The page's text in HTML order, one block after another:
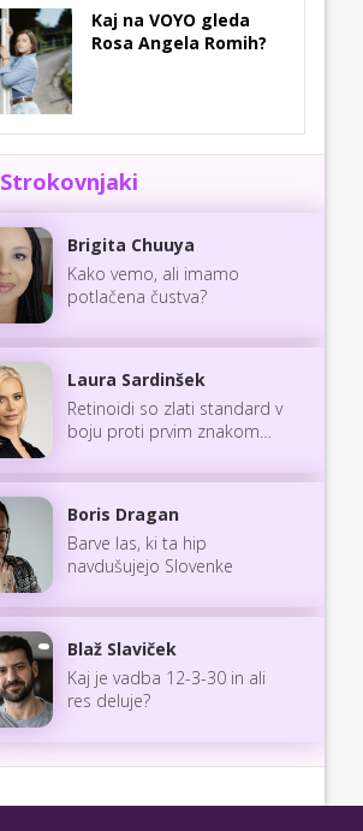
Kaj na VOYO gleda
Rosa Angela Romih?
Strokovnjaki
Brigita Chuuya
Kako vemo, ali imamo
potlačena čustva?
Laura Sardinšek
Retinoidi so zlati standard v
boju proti prvim znakom
Boris Dragan
Barve las, ki ta hip
navdušujejo Slovenke
Blaž Slaviček
Kaj je vadba 12-3-30 in ali
res deluje?